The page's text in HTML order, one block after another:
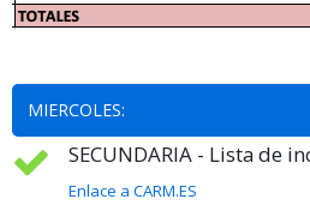
MIERCOLES:
SECUNDARIA - Lista de
Enlace a CARM.ES